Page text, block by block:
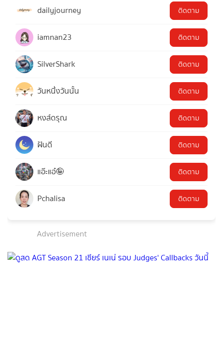
dailyjourney ติดตาม
iamnan23 ติดตาม
SilverShark ติดตาม
วันหนึ่งวันนั้น ติดตาม
หงส์ดรุณ ติดตาม
ฝันดี ติดตาม
แอ๊ะแอ๋🤪 ติดตาม
Pchalisa ติดตาม
Advertisement